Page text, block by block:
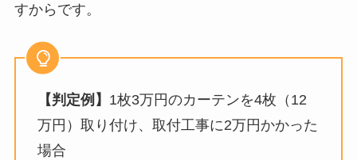
すからです。
【判定例】 1枚3万円のカーテンを4枚（12
万円）取り付け、取付工事に2万円かかった
場合